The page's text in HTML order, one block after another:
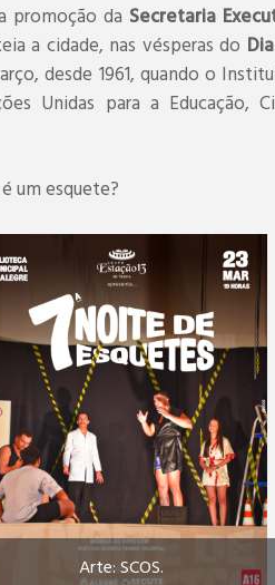
promoção da Secretaria
a cidade, nas vésperas do
desde 1961, quando o
Unidas para a Educação,
um esquete?
Arte: SCOS.